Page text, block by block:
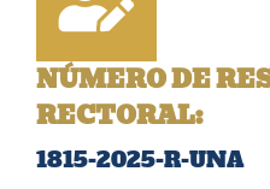
NÚMERO DE
RECTORAL:
1815-2025-R-UNA